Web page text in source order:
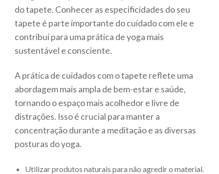
do tapete. Conhecer as especificidades do seu
tapete é parte importante do cuidado com ele e
contribui para uma prática de yoga mais
sustentável e consciente.
A prática de cuidados com o tapete reflete uma
abordagem mais ampla de bem-estar e saúde,
tornando o espaço mais acolhedor e livre de
distrações. Isso é crucial para manter a
concentração durante a meditação e as diversas
posturas do yoga.
Utilizar produtos naturais para não agredir o material.